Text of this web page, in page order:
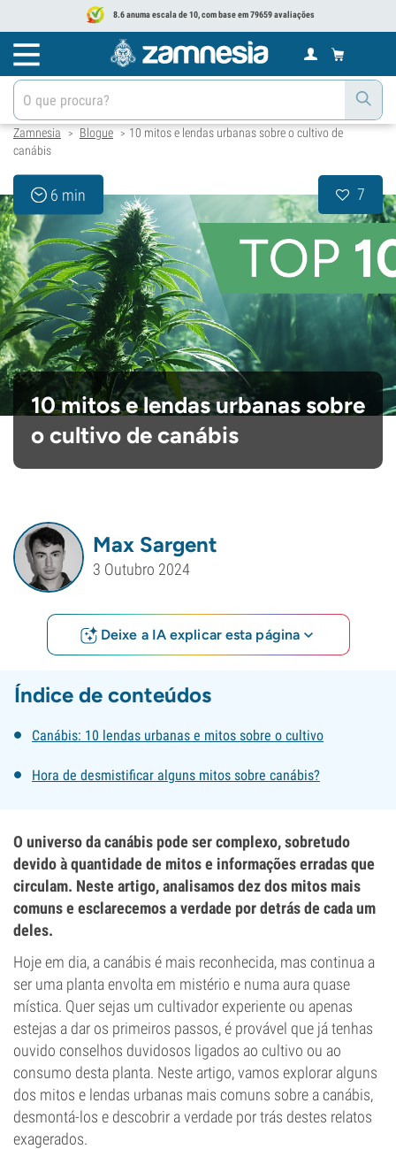
8.6 anuma escala de 10, com base em 79659 avaliações
Zamnesia > Blogue > 10 mitos e lendas urbanas sobre o cultivo de
canábis
6 min 7
10 mitos e lendas urbanas sobre
o cultivo de canábis
Max Sargent
3 Outubro 2024
Deixe a IA explicar esta página
Índice de conteúdos
Canábis: 10 lendas urbanas e mitos sobre o cultivo
Hora de desmistificar alguns mitos sobre canábis?
O universo da canábis pode ser complexo, sobretudo
devido à quantidade de mitos e informações erradas que
circulam. Neste artigo, analisamos dez dos mitos mais
comuns e esclarecemos a verdade por detrás de cada um
deles.
Hoje em dia, a canábis é mais reconhecida, mas continua a
ser uma planta envolta em mistério e numa aura quase
mística. Quer sejas um cultivador experiente ou apenas
estejas a dar os primeiros passos, é provável que já tenhas
ouvido conselhos duvidosos ligados ao cultivo ou ao
consumo desta planta. Neste artigo, vamos explorar alguns
dos mitos e lendas urbanas mais comuns sobre a canábis,
desmontá-los e descobrir a verdade por trás destes relatos
exagerados.